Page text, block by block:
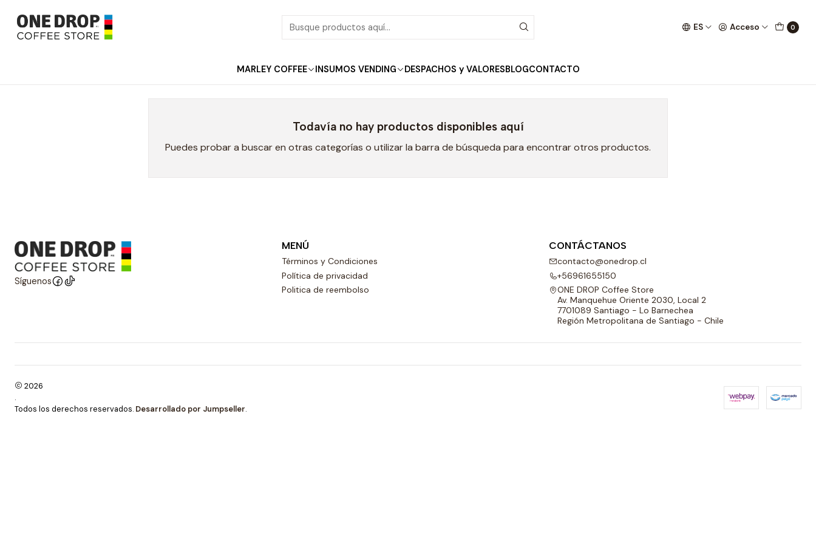
ES Acceso 0
MARLEY COFFEE INSUMOS VENDING DESPACHOS y VALORESBLOGCONTACTO
Inicio QNT
Todavía no hay productos disponibles aquí
Puedes probar a buscar en otras categorías o utilizar la barra de búsqueda para encontrar otros productos.
Síguenos
MENÚ
Términos y Condiciones
Política de privacidad
Politica de reembolso
CONTÁCTANOS
contacto@onedrop.cl
+56961655150
ONE DROP Coffee Store
Av. Manquehue Oriente 2030, Local 2
7701089 Santiago - Lo Barnechea
Región Metropolitana de Santiago - Chile
2026
.
Todos los derechos reservados. Desarrollado por Jumpseller.